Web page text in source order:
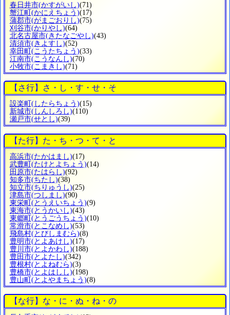
春日井市(かすがいし)(71)
蟹江町(かにえちょう)(17)
蒲郡市(がまごおりし)(75)
刈谷市(かりやし)(64)
北名古屋市(きたなごやし)(43)
清須市(きよすし)(52)
幸田町(こうたちょう)(33)
江南市(こうなんし)(70)
小牧市(こまきし)(71)
【さ行】さ・し・す・せ・そ
設楽町 (したらちょう)(15)
新城市(しんしろし)(110)
瀬戸市(せとし)(39)
【た行】た・ち・つ・て・と
高浜市(たかはまし)(17)
武豊町 (たけとよちょう)(14)
田原市(たはらし)(92)
知多市(ちたし)(38)
知立市(ちりゅうし)(25)
津島市(つしまし)(90)
東栄町 (とうえいちょう)(9)
東海市(とうかいし)(43)
東郷町 (とうごうちょう)(10)
常滑市(とこなめし)(53)
飛島村(とびしまむら)(8)
豊明市(とよあけし)(17)
豊川市(とよかわし)(188)
豊田市(とよたし)(342)
豊根村(とよねむら)(3)
豊橋市(とよはしし)(198)
豊山町 (とよやまちょう)(8)
【な行】な・に・ぬ・ね・の